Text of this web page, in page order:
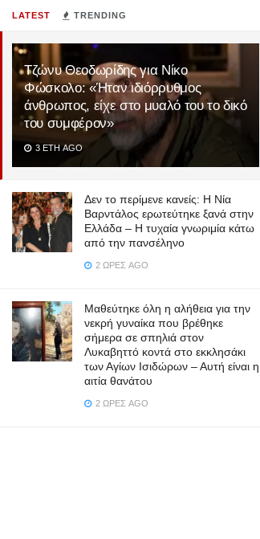
LATEST TRENDING
Τζώνυ Θεοδωρίδης για Νίκο
Φώσκολο: «Ήταν ιδιόρρυθμος
άνθρωπος, είχε στο μυαλό του το δικό
του συμφέρον»
3 ΈΤΗ AGO
Δεν το περίμενε κανείς: Η Νία
Βαρντάλος ερωτεύτηκε ξανά στην
Ελλάδα – Η τυχαία γνωριμία κάτω
από την πανσέληνο
2 ΏΡΕΣ AGO
Μαθεύτηκε όλη η αλήθεια για την
νεκρή γυναίκα που βρέθηκε
σήμερα σε σπηλιά στον
Λυκαβηττό κοντά στο εκκλησάκι
των Αγίων Ισιδώρων – Αυτή είναι η
αιτία θανάτου
2 ΏΡΕΣ AGO